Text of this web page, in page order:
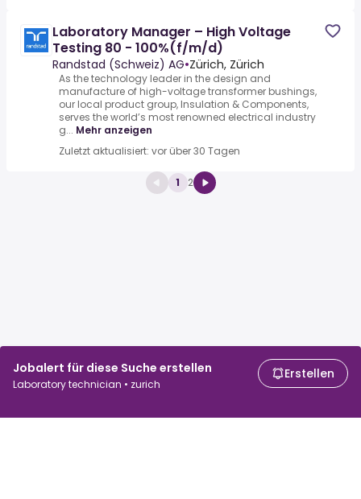
Jobalert für diese Suche erstellen
Laboratory technician • zurich
Erstellen
Laboratory Manager – High Voltage
Testing 80 - 100%(f/m/d)
Randstad (Schweiz) AG•Zürich, Zürich
As the technology leader in the design and
manufacture of high-voltage transformer bushings,
our local product group, Insulation & Components,
serves the world’s most renowned electrical industry
g... Mehr anzeigen
Zuletzt aktualisiert: vor über 30 Tagen
1 2